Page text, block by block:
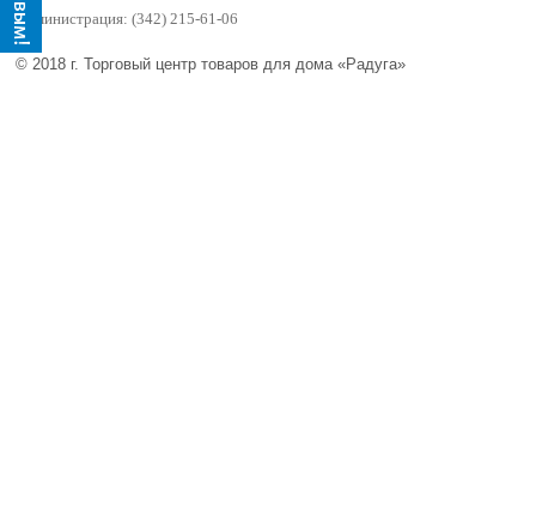
Администрация: (342) 215-61-06
© 2018 г. Торговый центр товаров для дома «Радуга»